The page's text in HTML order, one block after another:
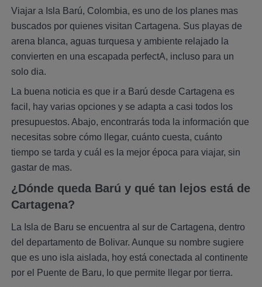
Viajar a Isla Barú, Colombia, es uno de los planes mas
buscados por quienes visitan Cartagena. Sus playas de
arena blanca, aguas turquesa y ambiente relajado la
convierten en una escapada perfectA, incluso para un
solo dia.
La buena noticia es que ir a Barú desde Cartagena es
facil, hay varias opciones y se adapta a casi todos los
presupuestos. Abajo, encontrarás toda la información que
necesitas sobre cómo llegar, cuánto cuesta, cuánto
tiempo se tarda y cuál es la mejor época para viajar, sin
gastar de mas.
¿Dónde queda Barú y qué tan lejos está de
Cartagena?
La Isla de Baru se encuentra al sur de Cartagena, dentro
del departamento de Bolivar. Aunque su nombre sugiere
que es uno isla aislada, hoy está conectada al continente
por el Puente de Baru, lo que permite llegar por tierra.